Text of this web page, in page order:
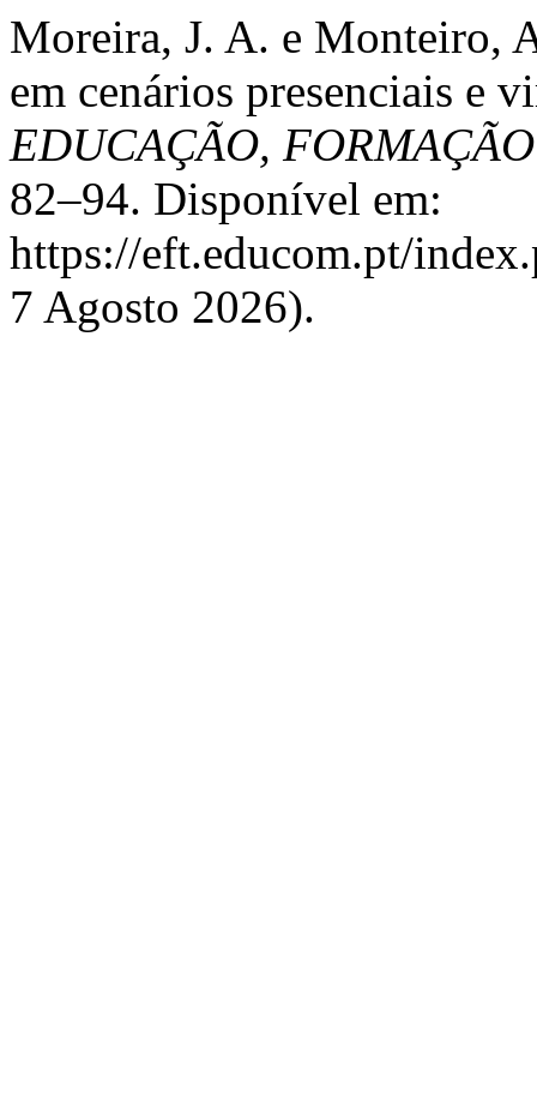
Moreira, J. A. e Monteiro,
em cenários presenciais e
EDUCAÇÃO,
82–94. Disponível em:
https://eft.educom.pt/
7 Agosto 2026).